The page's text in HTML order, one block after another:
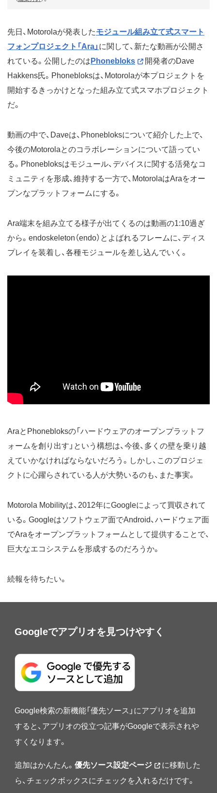
先日、Motorolaが発表したモジュール組み立て式スマート
フォンプロジェクト「Ara」 に関して、新たな動画が公開さ
れている。公開したのは Phonebloks
開発者のDave
Hakkens氏。Phonebloksは、Motorolaが本プロジェクトを
開始するきっかけとなった組み立て式スマホプロジェクト
だ。
動画の中で、Daveは、Phonebloksについて紹介した上で、
今後のMotorolaとのコラボレーションについて語ってい
る。Phonebloksはモジュール、デバイスに関する活発なコ
ミュニティを形成、維持する一方で、MotorolaはAraをオー
プンなプラットフォームにする。
Ara端末を組み立てる様子が出てくるのは動画の1:10過ぎ
から。endoskeleton（endo）とよばれるフレームに、ディス
プレイを装着し、各種モジュールを差し込んでいく。
AraとPhonebloksの「ハードウェアのオープンプラットフ
ォームを創り出す」という構想は、今後、多くの壁を乗り越
えていかなければならないだろう。しかし、このプロジェ
クトに心躍らされている人が大勢いるのも、また事実。
Motorola Mobilityは、2012年にGoogleによって買収されて
いる。Googleはソフトウェア面でAndroid、ハードウェア面
でAraをオープンプラットフォームとして提供することで、
巨大なエコシステムを形成するのだろうか。
続報を待ちたい。
Googleでアプリオを見つけやすく
Google検索の新機能「優先ソース」にアプリオを追加
すると、アプリオの役立つ記事がGoogleで表示されや
すくなります。
追加はかんたん。 優先ソース設定ページ
に移動した
ら、チェックボックスにチェックを入れるだけです。